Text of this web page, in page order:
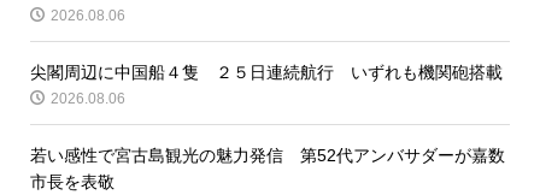
2026.08.06
尖閣周辺に中国船４隻 ２５日連続航行 いずれも機関砲搭載
2026.08.06
若い感性で宮古島観光の魅力発信 第52代アンバサダーが嘉数
市長を表敬